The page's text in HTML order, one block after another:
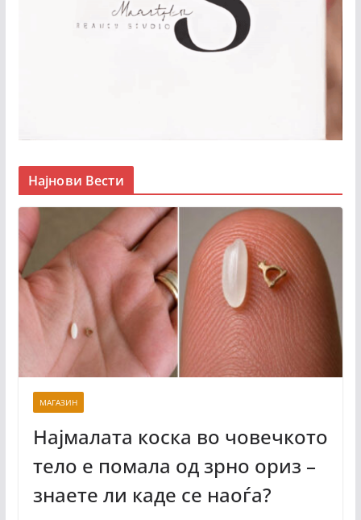
Најнови Вести
МАГАЗИН
Најмалата коска во човечкото
тело е помала од зрно ориз –
знаете ли каде се наоѓа?